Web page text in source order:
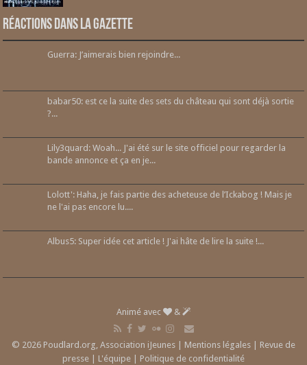
Réactions dans la gazette
Guerra: J’aimerais bien rejoindre...
babar50: est ce la suite des sets du château qui sont déjà sortie
?...
Lily3quard: Woah... J'ai été sur le site officiel pour regarder la
bande annonce et ça en je...
Lolott': Haha, je fais partie des acheteuse de l’Ickabog ! Mais je
ne l'ai pas encore lu....
Albus5: Super idée cet article ! J'ai hâte de lire la suite !...
Animé avec &
© 2026 Poudlard.org, Association iJeunes | Mentions légales
Revue de
presse
L'équipe Politique de confidentialité